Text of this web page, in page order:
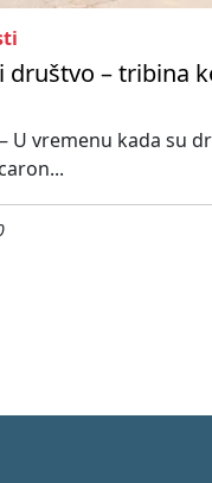
društvo – tribina
– U vremenu kada su